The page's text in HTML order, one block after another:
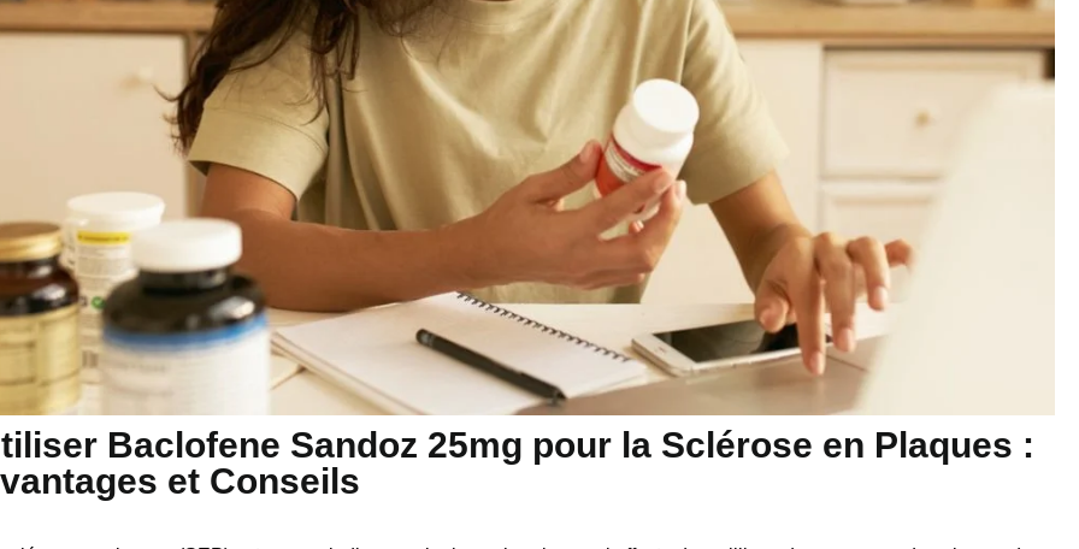
Baclofene Sandoz 25mg pour la Sclérose en Plaques :
et Conseils